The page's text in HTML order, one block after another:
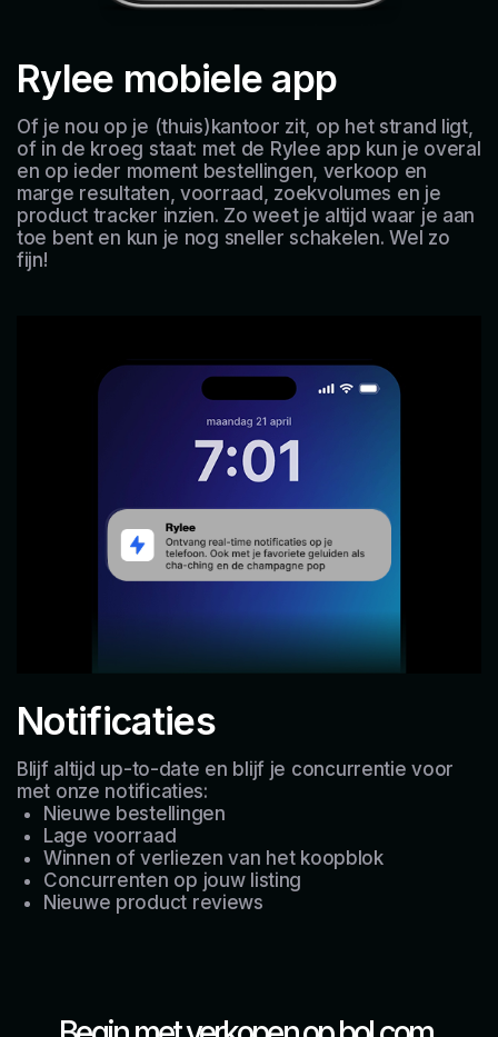
Rylee mobiele app
Of je nou op je (thuis)kantoor zit, op het strand ligt,
of in de kroeg staat: met de Rylee app kun je overal
en op ieder moment bestellingen, verkoop en
marge resultaten, voorraad, zoekvolumes en je
product tracker inzien. Zo weet je altijd waar je aan
toe bent en kun je nog sneller schakelen. Wel zo
fijn!
Notificaties
Blijf altijd up-to-date en blijf je concurrentie voor
met onze notificaties:
Nieuwe bestellingen
Lage voorraad
Winnen of verliezen van het koopblok
Concurrenten op jouw listing
Nieuwe product reviews